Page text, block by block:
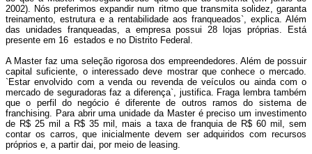
2002). Nós preferimos expandir num ritmo que transmita solidez, garanta
treinamento, estrutura e a rentabilidade aos franqueados`, explica. Além
das unidades franqueadas, a empresa possui 28 lojas próprias. Está
presente em 16 estados e no Distrito Federal.
A Master faz uma seleção rigorosa dos empreendedores. Além de possuir
capital suficiente, o interessado deve mostrar que conhece o mercado.
`Estar envolvido com a venda ou revenda de veículos ou ainda com o
mercado de seguradoras faz a diferença`, justifica. Fraga lembra também
que o perfil do negócio é diferente de outros ramos do sistema de
franchising. Para abrir uma unidade da Master é preciso um investimento
de R$ 25 mil a R$ 35 mil, mais a taxa de franquia de R$ 60 mil, sem
contar os carros, que inicialmente devem ser adquiridos com recursos
próprios e, a partir dai, por meio de leasing.